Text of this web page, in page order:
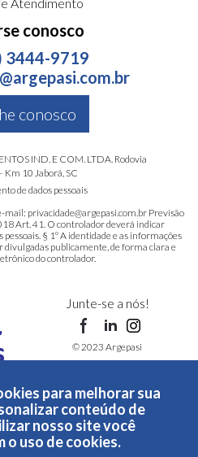
conosco
3444-9719
conosco
IND. E COM. LTDA. Rodovia
Km 10 Jaborá, SC
de dados pessoais
privacidade@argepasi.com.br Previsão
Art. 41. O controlador deverá indicar
§ 1º A identidade e as informações
divulgadas publicamente, de forma clara e
do controlador.
Junte-se a nós!
© 2023 Argepasi
Inovação Tecnológica
de privacidade- Alto contraste
para melhorar sua
conteúdo de
nosso site você
o uso de cookies.